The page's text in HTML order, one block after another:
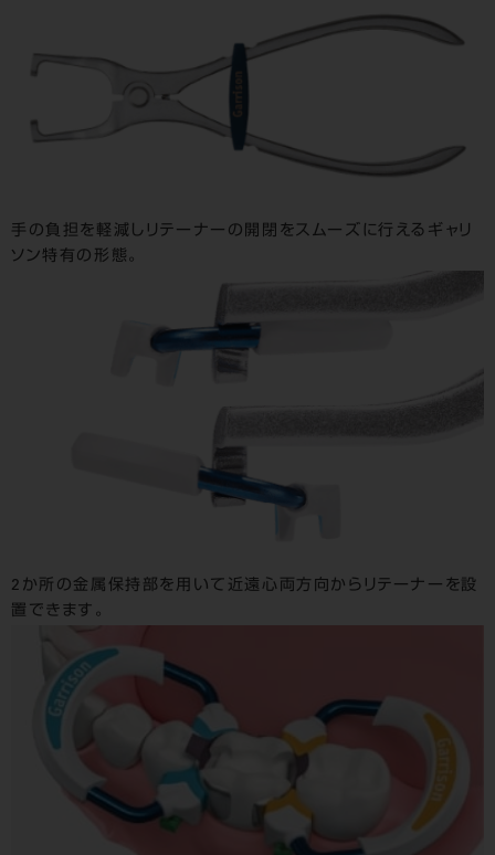
手の負担を軽減しリテーナーの開閉をスムーズに行えるギャリ
ソン特有の形態。
2か所の金属保持部を用いて近遠心両方向からリテーナーを設
置できます。